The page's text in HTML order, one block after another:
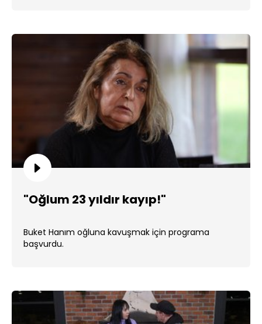
"Oğlum 23 yıldır kayıp!"
Buket Hanım oğluna kavuşmak için programa
başvurdu.